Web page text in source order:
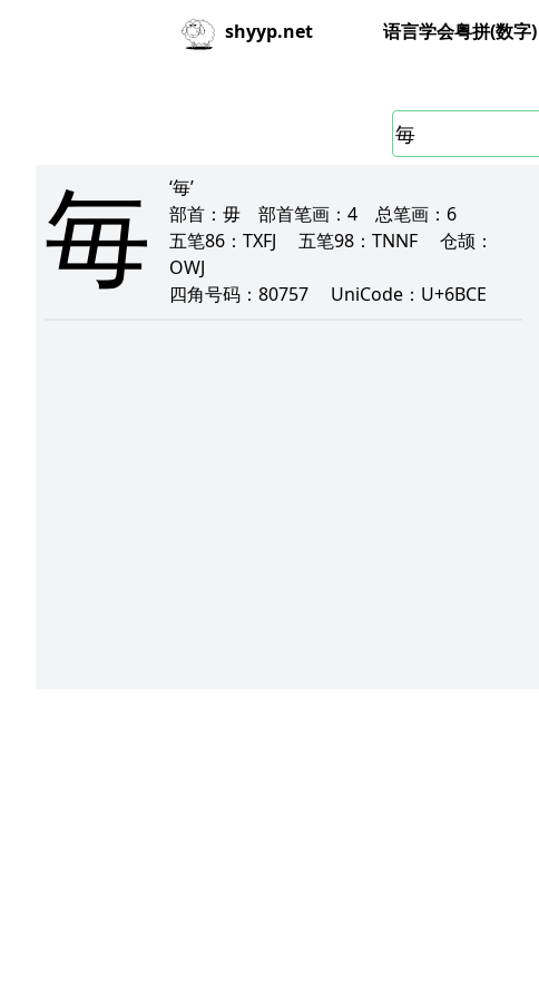
shyyp.net 语言学会粤拼(数字)
毎
‘毎’
部首： 毋 部首笔画： 4 总笔画： 6
五笔86： TXFJ 五笔98： TNNF 仓颉：
OWJ
四角号码： 80757 UniCode： U+6BCE